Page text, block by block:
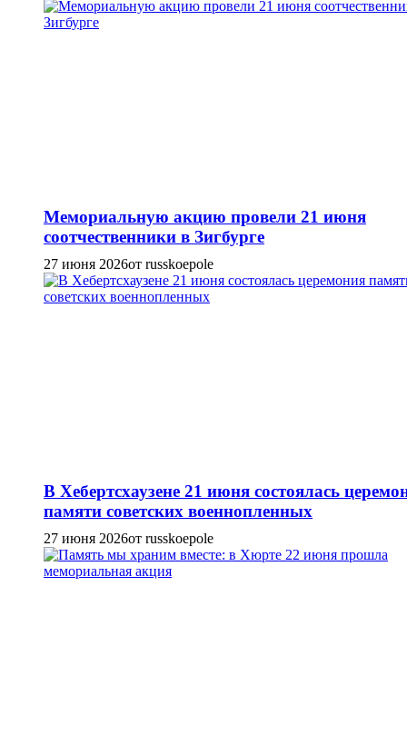
Мемориальную акцию провели 21 июня
соотчественники в Зигбурге
27 июня 2026от russkoepole
В Хебертсхаузене 21 июня состоялась
памяти советских военнопленных
27 июня 2026от russkoepole